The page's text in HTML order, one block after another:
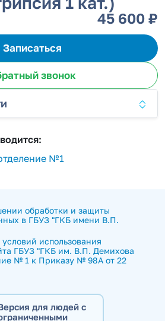
45 600 ₽
Записаться
звонок
№1
обработки и защиты
в ГБУЗ "ГКБ имени В.П.
использования
ГБУЗ "ГКБ им. В.П. Демихова
№ 1 к Приказу № 98А от 22
для людей с